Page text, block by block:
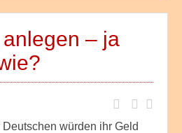
– ja
würden ihr Geld